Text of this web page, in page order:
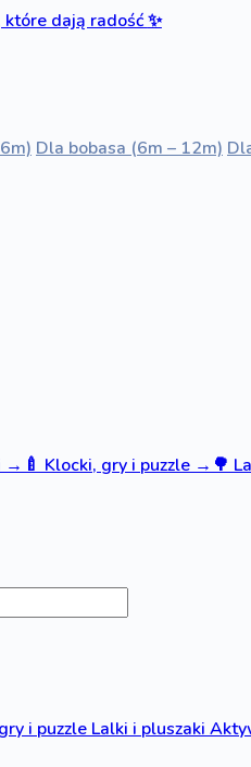
dają radość✨
Dla bobasa (6m – 12m)
→🍼Klocki, gry i puzzle→🌳
i puzzle Lalki i pluszaki